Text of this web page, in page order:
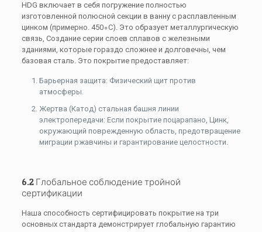
HDG включает в себя погружение полностью
изготовленной полюсной секции в ванну с расплавленным
цинком (примерно. 450∘C). Это образует металлургическую
связь, Создание серии слоев сплавов с железными
зданиями, которые гораздо сложнее и долговечны, чем
базовая сталь. Это покрытие предоставляет:
Барьерная защита: Физический щит против
атмосферы.
Жертва (Катод) стальная башня линии
электропередачи: Если покрытие поцарапано, Цинк,
окружающий поврежденную область, предотвращение
миграции ржавчины и гарантирование целостности.
6.2 Глобальное соблюдение тройной
сертификации
Наша способность сертифицировать покрытие на три
основных стандарта демонстрирует глобальную гарантию